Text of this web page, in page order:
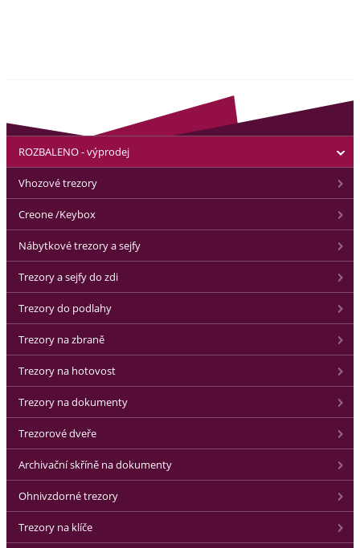
ROZBALENO - výprodej
Vhozové trezory
Creone /Keybox
Nábytkové trezory a sejfy
Trezory a sejfy do zdi
Trezory do podlahy
Trezory na zbraně
Trezory na hotovost
Trezory na dokumenty
Trezorové dveře
Archivační skříně na dokumenty
Ohnivzdorné trezory
Trezory na klíče